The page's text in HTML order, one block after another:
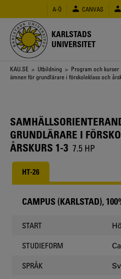
huvudinnehåll
A-Ö CANVAS
KARLSTADS
UNIVERSITET
Länkstig
KAU.SE > Utbildning > Program och kurser
ämnen för grundlärare i förskoleklass och
GRUNDLÄRARE I
ÅRSKURS 1-3 7.5 HP
HT-26
CHOOSE
CAMPUS (KARLSTAD),
START
STUDIEFORM
SPRÅK